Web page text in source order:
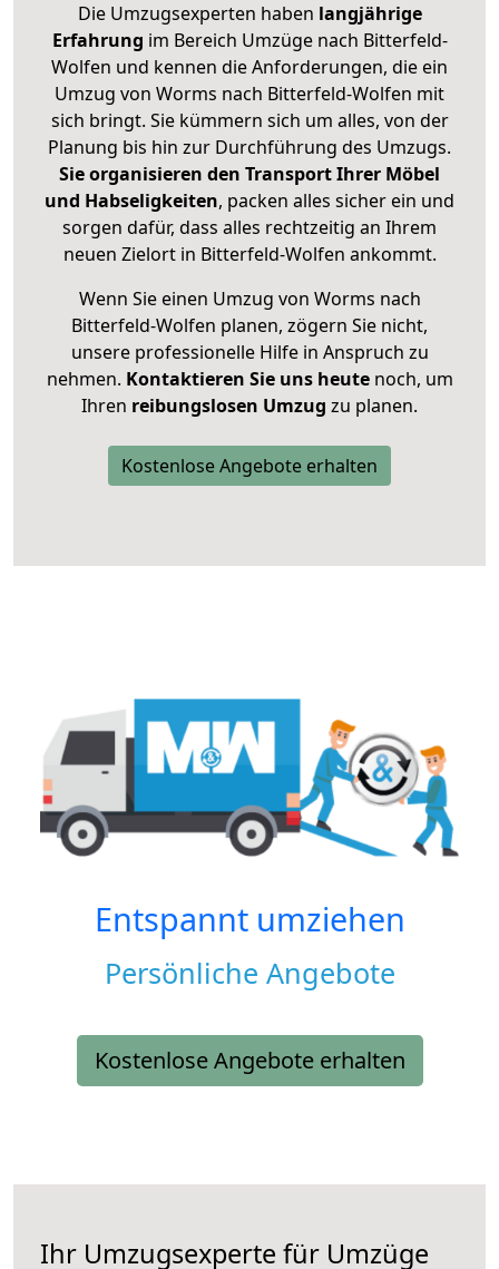
Die Umzugsexperten haben langjährige
Erfahrung im Bereich Umzüge nach Bitterfeld-
Wolfen und kennen die Anforderungen, die ein
Umzug von Worms nach Bitterfeld-Wolfen mit
sich bringt. Sie kümmern sich um alles, von der
Planung bis hin zur Durchführung des Umzugs.
Sie organisieren den Transport Ihrer Möbel
und Habseligkeiten, packen alles sicher ein und
sorgen dafür, dass alles rechtzeitig an Ihrem
neuen Zielort in Bitterfeld-Wolfen ankommt.
Wenn Sie einen Umzug von Worms nach
Bitterfeld-Wolfen planen, zögern Sie nicht,
unsere professionelle Hilfe in Anspruch zu
nehmen. Kontaktieren Sie uns heutenoch, um
Ihren reibungslosen Umzug zu planen.
Kostenlose Angebote erhalten
Entspannt umziehen
Persönliche Angebote
Kostenlose Angebote erhalten
Ihr Umzugsexperte für Umzüge